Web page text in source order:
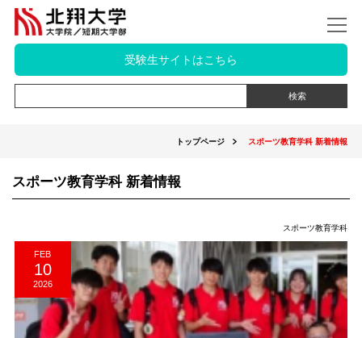
受験生サイトはこちら
トップページ スポーツ教育学科 新着情報
スポーツ教育学科 新着情報
スポーツ教育学科
FEB
10
2026